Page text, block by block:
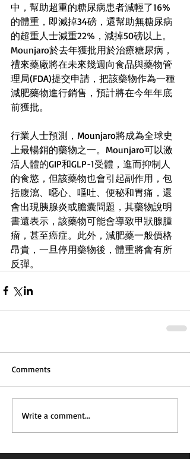
中，幫助超重的糖尿病患者減輕了16%
的體重，即減掉34磅，還幫助無糖尿病
的超重人士減重22%，減掉50磅以上。
Mounjaro於去年獲批用於治療糖尿病，
禮來藥廠將在未來幾週向食品與藥物管
理局(FDA)提交申請，把該藥物作為一種
減肥藥物進行銷售，預計將在今年年底
前獲批。
行業人士預測，Mounjaro將成為全球史
上最暢銷的藥物之一。Mounjaro可以激
活人體的GIP和GLP-1受體，進而抑制人
的食慾，但該藥物也會引起副作用，包
括腹瀉、噁心、嘔吐、便秘和胃痛，還
會出現胰腺炎或膽囊問題，其藥物說明
書還表示，該藥物可能會導致甲狀腺腫
瘤，甚至癌症。此外，減肥藥一般價格
昂貴，一旦停用藥物後，體重將會有所
反彈。
Comments
Write a comment...